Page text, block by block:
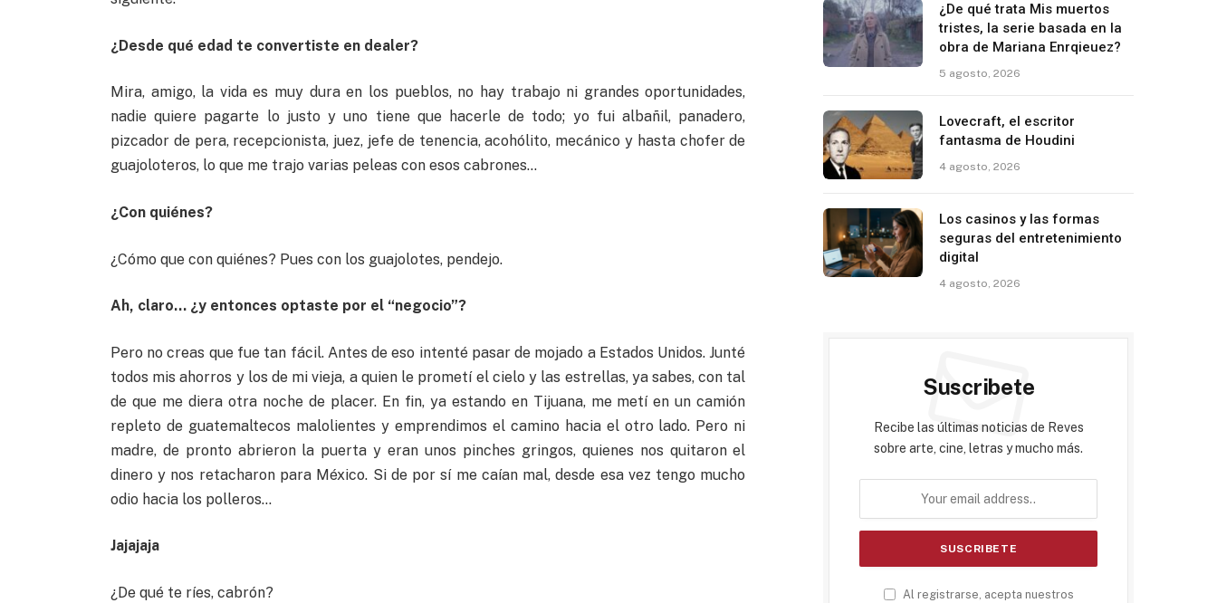
¿Desde qué edad te convertiste en dealer?
Mira, amigo, la vida es muy dura en los pueblos, no hay trabajo ni grandes oportunidades,
nadie quiere pagarte lo justo y uno tiene que hacerle de todo; yo fui albañil, panadero,
pizcador de pera, recepcionista, juez, jefe de tenencia, acohólito, mecánico y hasta chofer de
guajoloteros, lo que me trajo varias peleas con esos cabrones…
¿Con quiénes?
¿Cómo que con quiénes? Pues con los guajolotes, pendejo.
Ah, claro… ¿y entonces optaste por el “negocio”?
Pero no creas que fue tan fácil. Antes de eso intenté pasar de mojado a Estados Unidos. Junté
todos mis ahorros y los de mi vieja, a quien le prometí el cielo y las estrellas, ya sabes, con tal
de que me diera otra noche de placer. En fin, ya estando en Tijuana, me metí en un camión
repleto de guatemaltecos malolientes y emprendimos el camino hacia el otro lado. Pero ni
madre, de pronto abrieron la puerta y eran unos pinches gringos, quienes nos quitaron el
dinero y nos retacharon para México. Si de por sí me caían mal, desde esa vez tengo mucho
odio hacia los polleros…
Jajajaja
¿De qué te ríes, cabrón?
¿De qué trata Mis muertos
tristes, la serie basada en la
obra de Mariana Enrqieuez?
5 agosto, 2026
Lovecraft, el escritor
fantasma de Houdini
4 agosto, 2026
Los casinos y las formas
seguras del entretenimiento
digital
4 agosto, 2026
Suscribete
Recibe las últimas noticias de Reves
sobre arte, cine, letras y mucho más.
Al registrarse, acepta nuestros